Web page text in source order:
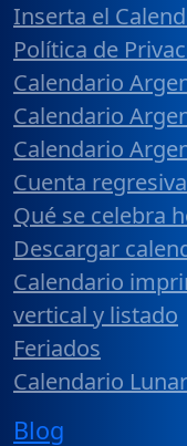
Inserta el
Política de
Calendario
Calendario
Calendario
Cuenta
Qué se celebra
Descargar
Calendario
vertical y listado
Feriados
Calendario Lunar
Blog